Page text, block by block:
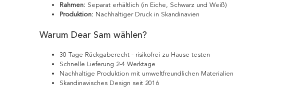
Rahmen: Separat erhältlich (in Eiche, Schwarz und Weiß)
Produktion: Nachhaltiger Druck in Skandinavien
Warum Dear Sam wählen?
30 Tage Rückgaberecht - risikofrei zu Hause testen
Schnelle Lieferung 2-4 Werktage
Nachhaltige Produktion mit umweltfreundlichen Materialien
Skandinavisches Design seit 2016